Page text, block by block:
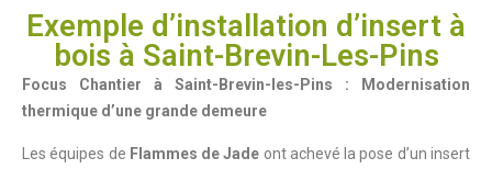
Exemple d’installation d’insert à
bois à Saint-Brevin-Les-Pins
Focus Chantier à Saint-Brevin-les-Pins : Modernisation
thermique d’une grande demeure
Les équipes de Flammes de Jade ont achevé la pose d’un insert